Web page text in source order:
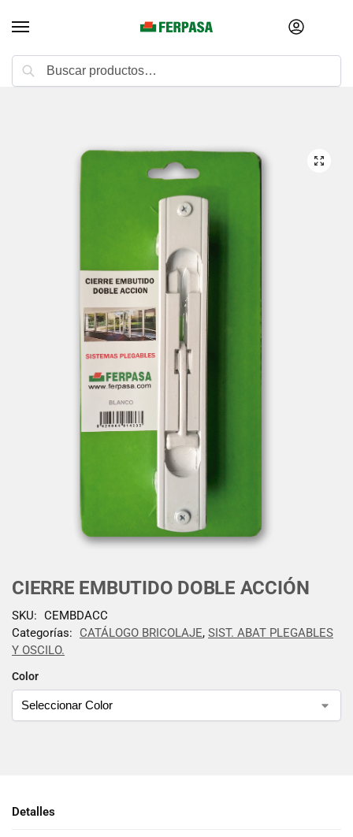
CIERRE EMBUTIDO DOBLE ACCIÓN
Color
SKU: CEMBDACC
Categorías:
CATÁLOGO BRICOLAJE, SIST. ABAT PLEGABLES
Y OSCILO.
Detalles